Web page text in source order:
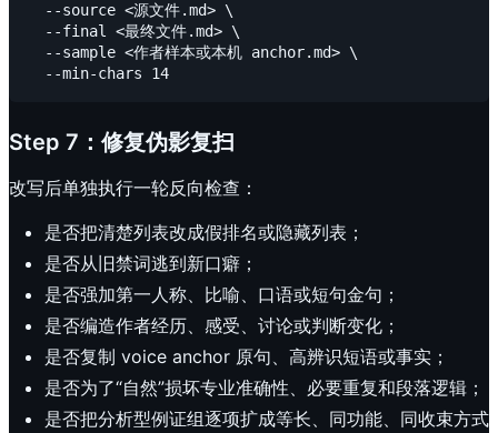
  --source <源文件.md> \
  --final <最终文件.md> \
  --sample <作者样本或本机 anchor.md> \
Step 7：修复伪影复扫
改写后单独执行一轮反向检查：
是否把清楚列表改成假排名或隐藏列表；
是否从旧禁词逃到新口癖；
是否强加第一人称、比喻、口语或短句金句；
是否编造作者经历、感受、讨论或判断变化；
是否复制 voice anchor 原句、高辨识短语或事实；
是否为了“自然”损坏专业准确性、必要重复和段落逻辑；
是否把分析型例证组逐项扩成等长、同功能、同收束方式